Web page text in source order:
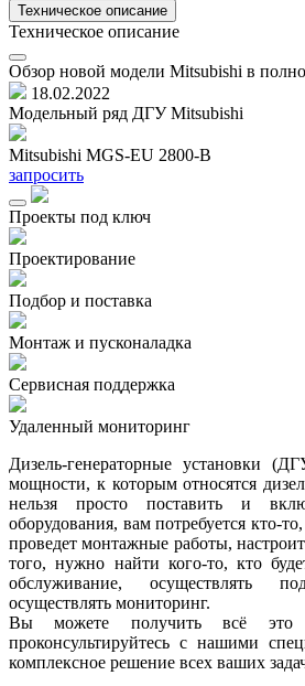
Техническое описание
Техническое описание
Обзор новой модели Mitsubishi в
18.02.2022
Модельный ряд ДГУ Mitsubishi
Mitsubishi MGS-EU 2800-B
запросить
Проекты под ключ
Проектирование
Подбор и поставка
Монтаж и пусконаладка
Сервисная поддержка
Удаленный мониторинг
Дизель-генераторные установки
мощности, к которым относятся
нельзя просто поставить и
оборудования, вам потребуется кто-
проведет монтажные работы,
того, нужно найти кого-то, кто
обслуживание, осуществлять
осуществлять мониторинг.
Вы можете получить всё
проконсультируйтесь с нашими
комплексное решение всех ваших